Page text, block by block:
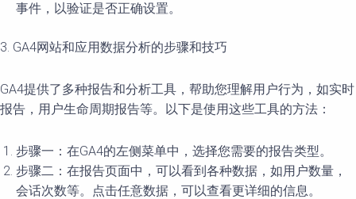
事件，以验证是否正确设置。
3. GA4网站和应用数据分析的步骤和技巧
GA4提供了多种报告和分析工具，帮助您理解用户行为，如实时
报告，用户生命周期报告等。以下是使用这些工具的方法：
步骤一：在GA4的左侧菜单中，选择您需要的报告类型。
步骤二：在报告页面中，可以看到各种数据，如用户数量，
会话次数等。点击任意数据，可以查看更详细的信息。